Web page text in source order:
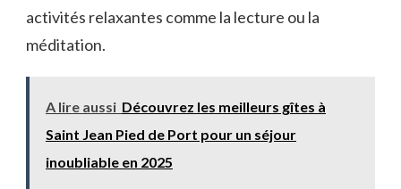
‍activités relaxantes comme la lecture ou la
méditation.
A lire aussi Découvrez les meilleurs gîtes à
Saint Jean Pied de Port pour un séjour
inoubliable en 2025